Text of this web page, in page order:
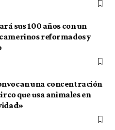
sus 100 años con un
reformados y
una concentración
que usa animales en